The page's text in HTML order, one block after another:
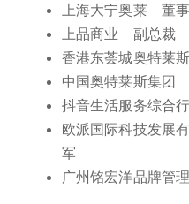
上海大宁奥莱 董
上品商业 副总裁
香港东荟城奥特
中国奥特莱斯集
抖音生活服务综合
欧派国际科技发
军
广州铭宏洋品牌